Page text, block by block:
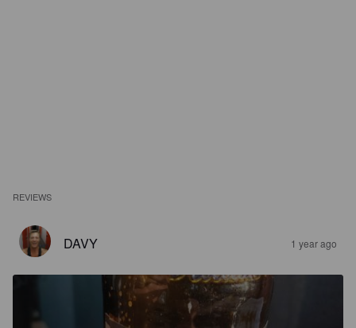
REVIEWS
DAVY 1 year ago